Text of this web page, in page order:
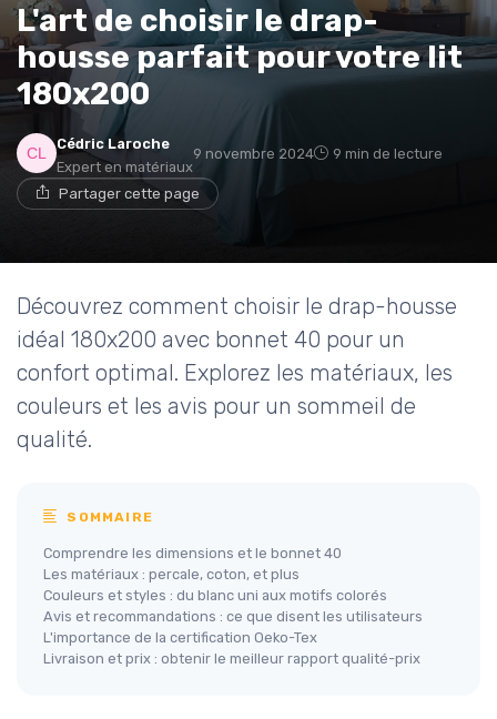
L'art de choisir le drap-
housse parfait pour votre lit
180x200
Cédric Laroche
Expert en matériaux
9 novembre 2024 9 min de lecture
Partager cette page
Découvrez comment choisir le drap-housse
idéal 180x200 avec bonnet 40 pour un
confort optimal. Explorez les matériaux, les
couleurs et les avis pour un sommeil de
qualité.
SOMMAIRE
Comprendre les dimensions et le bonnet 40
Les matériaux : percale, coton, et plus
Couleurs et styles : du blanc uni aux motifs colorés
Avis et recommandations : ce que disent les utilisateurs
L'importance de la certification Oeko-Tex
Livraison et prix : obtenir le meilleur rapport qualité-prix